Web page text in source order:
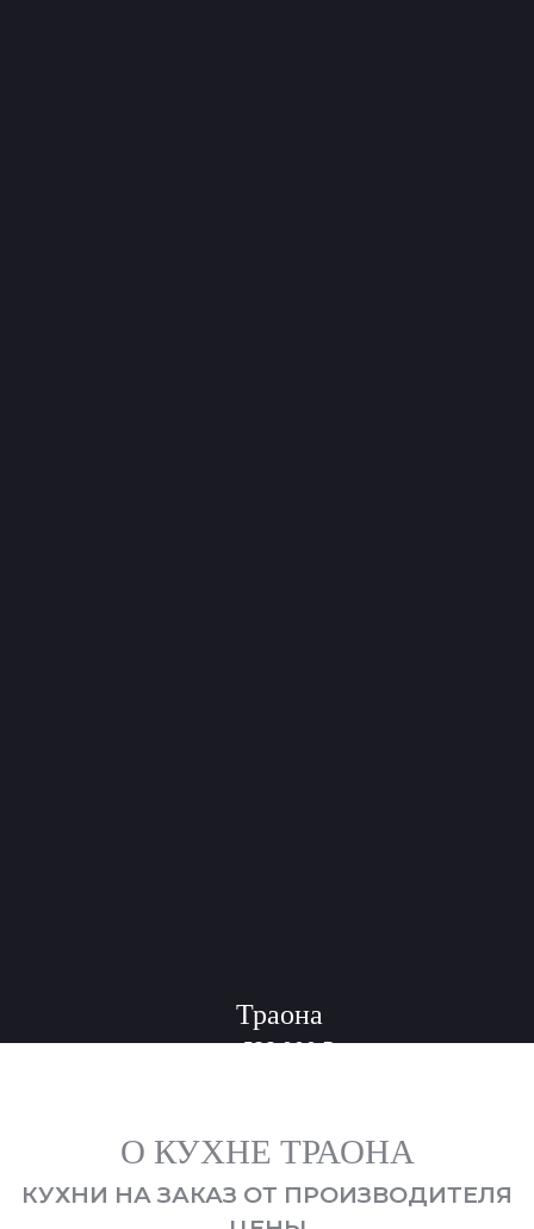
Траона
от588 000 ₽
О КУХНЕ ТРАОНА
КУХНИ НА ЗАКАЗ ОТ ПРОИЗВОДИТЕЛЯ